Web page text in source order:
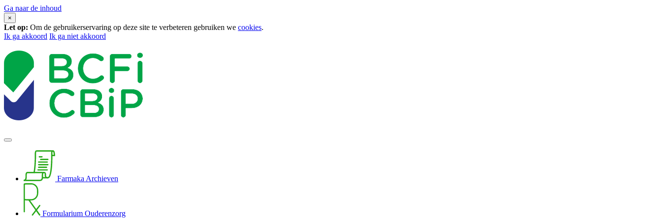
Ga naar de inhoud
×
Let op: Om de gebruikerservaring op deze site te verbeteren gebruiken we cookies.
Ik ga akkoord Ik ga niet akkoord
Farmaka Archieven
Formularium Ouderenzorg